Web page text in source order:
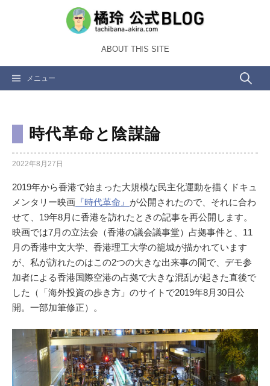
ツ
ABOUT THIS SITE
メニュー 検
時代革命と陰謀論
2022年8月27日
2019年から香港で始まった大規模な民主化運動を描くドキュ
メンタリー映画 『時代革命』 が公開されたので、それに合わ
せて、19年8月に香港を訪れたときの記事を再公開します。
映画では7月の立法会（香港の議会議事堂）占拠事件と、11
月の香港中文大学、香港理工大学の籠城が描かれています
が、私が訪れたのはこの2つの大きな出来事の間で、デモ参
加者による香港国際空港の占拠で大きな混乱が起きた直後で
した（「海外投資の歩き方」のサイトで2019年8月30日公
開。一部加筆修正）。